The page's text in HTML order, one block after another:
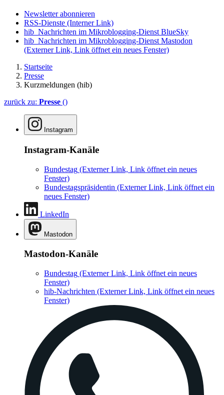
Newsletter abonnieren
RSS-Dienste (Interner Link)
hib_Nachrichten im Mikroblogging-Dienst BlueSky
hib_Nachrichten im Mikroblogging-Dienst Mastodon
(Externer Link, Link öffnet ein neues Fenster)
Startseite
Presse
Kurzmeldungen (hib)
zurück zu: Presse ()
Instagram
Instagram-Kanäle
Bundestag (Externer Link, Link öffnet ein neues
Fenster)
Bundestagspräsidentin (Externer Link, Link öffnet ein
neues Fenster)
LinkedIn
Mastodon
Mastodon-Kanäle
Bundestag (Externer Link, Link öffnet ein neues
Fenster)
hib-Nachrichten (Externer Link, Link öffnet ein neues
Fenster)